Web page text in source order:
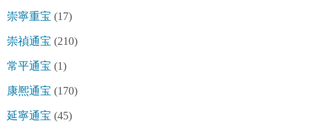
崇寧重宝 (17)
崇禎通宝 (210)
常平通宝 (1)
康熈通宝 (170)
延寧通宝 (45)